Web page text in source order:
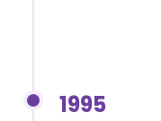
1995